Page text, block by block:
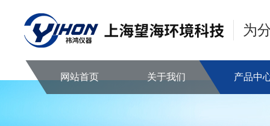
为
网站首页 关于我们 产品中